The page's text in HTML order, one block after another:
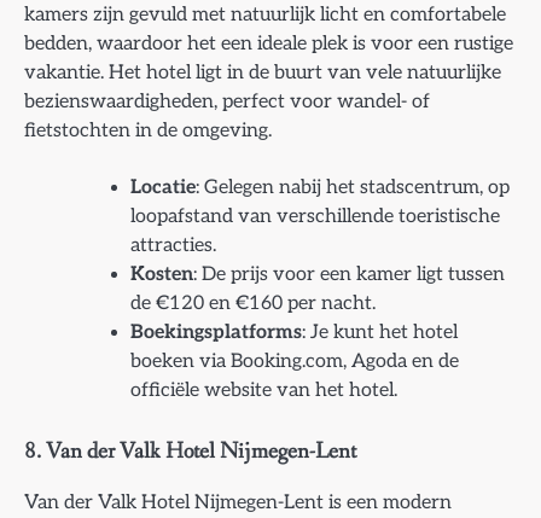
kamers zijn gevuld met natuurlijk licht en comfortabele
bedden, waardoor het een ideale plek is voor een rustige
vakantie. Het hotel ligt in de buurt van vele natuurlijke
bezienswaardigheden, perfect voor wandel- of
fietstochten in de omgeving.
Locatie: Gelegen nabij het stadscentrum, op
loopafstand van verschillende toeristische
attracties.
Kosten: De prijs voor een kamer ligt tussen
de €120 en €160 per nacht.
Boekingsplatforms: Je kunt het hotel
boeken via Booking.com, Agoda en de
officiële website van het hotel.
8.Van der Valk Hotel Nijmegen-Lent
Van der Valk Hotel Nijmegen-Lent is een modern